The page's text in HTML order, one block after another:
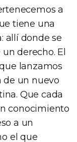
a
tiene una
allí donde se
derecho. El
lanzamos
de un nuevo
Que cada
conocimiento
a un
el que